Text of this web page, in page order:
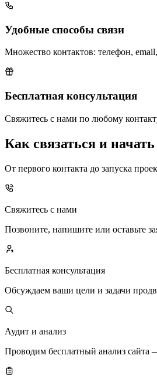
Удобные способы связи
Множество контактов: телефон,
Бесплатная консультация
Свяжитесь с нами по любому
Как связаться и начать
От первого контакта до запуска
Свяжитесь с нами
Позвоните, напишите или оставьте
Бесплатная консультация
Обсуждаем ваши цели и задачи
Аудит и анализ
Проводим бесплатный анализ сайта